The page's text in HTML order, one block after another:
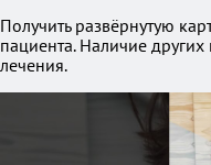
Получить развёрнутую
пациента. Наличие
лечения.